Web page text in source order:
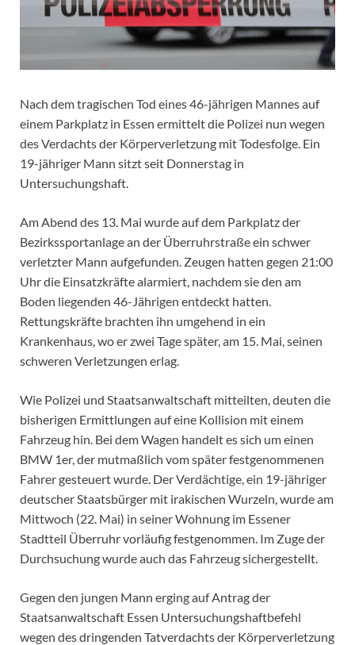
Nach dem tragischen Tod eines 46-jährigen Mannes auf
einem Parkplatz in Essen ermittelt die Polizei nun wegen
des Verdachts der Körperverletzung mit Todesfolge. Ein
19-jähriger Mann sitzt seit Donnerstag in
Untersuchungshaft.
Am Abend des 13. Mai wurde auf dem Parkplatz der
Bezirkssportanlage an der Überruhrstraße ein schwer
verletzter Mann aufgefunden. Zeugen hatten gegen 21:00
Uhr die Einsatzkräfte alarmiert, nachdem sie den am
Boden liegenden 46-Jährigen entdeckt hatten.
Rettungskräfte brachten ihn umgehend in ein
Krankenhaus, wo er zwei Tage später, am 15. Mai, seinen
schweren Verletzungen erlag.
Wie Polizei und Staatsanwaltschaft mitteilten, deuten die
bisherigen Ermittlungen auf eine Kollision mit einem
Fahrzeug hin. Bei dem Wagen handelt es sich um einen
BMW 1er, der mutmaßlich vom später festgenommenen
Fahrer gesteuert wurde. Der Verdächtige, ein 19-jähriger
deutscher Staatsbürger mit irakischen Wurzeln, wurde am
Mittwoch (22. Mai) in seiner Wohnung im Essener
Stadtteil Überruhr vorläufig festgenommen. Im Zuge der
Durchsuchung wurde auch das Fahrzeug sichergestellt.
Gegen den jungen Mann erging auf Antrag der
Staatsanwaltschaft Essen Untersuchungshaftbefehl
wegen des dringenden Tatverdachts der Körperverletzung